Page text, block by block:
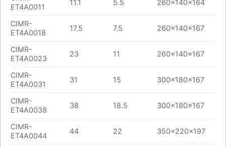
ET4A0011
11.1 5.5 260x140x164
CIMR-
ET4A0018
17.5 7.5 260x140x167
CIMR-
ET4A0023
23 11 260x140x167
CIMR-
ET4A0031
31 15 300x180x167
CIMR-
ET4A0038
38 18.5 300x180x167
CIMR-
ET4A0044
44 22 350x220x197